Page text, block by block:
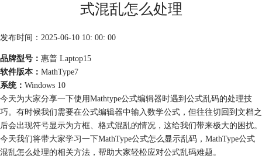
式混乱怎么处理
发布时间：2025-06-10 10: 00: 00
品牌型号： 惠普 Laptop15
软件版本： MathType7
系统： Windows 10
今天为大家分享一下使用Mathtype公式编辑器时遇到公式乱码的处理技
巧。有时候我们需要在公式编辑器中输入数学公式，但往往切回到文档之
后会出现符号显示为方框、格式混乱的情况，这给我们带来极大的困扰。
今天我们将带大家学习一下MathType公式怎么显示乱码，MathType公式
混乱怎么处理的相关方法，帮助大家轻松应对公式乱码难题。